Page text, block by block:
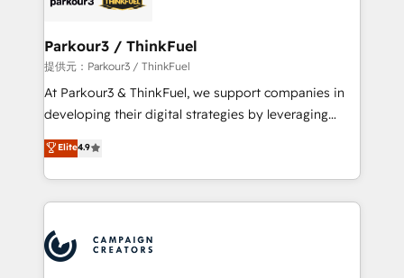
companies scale faster and smarter. 🔹 BOOMS:
Demand generation for all your buyers With BOOMS,
you invest in 100% of your buyers, accelerating your
growth and positioning yourself as an undisputed
transformation process A methodology designed to
implement HubSpot effectively and optimize your
record of business transformation, our growth-first
approach has helped brands dominate their
Parkour3 / ThinkFuel
提供元：Parkour3 / ThinkFuel
At Parkour3 & ThinkFuel, we support companies in
developing their digital strategies by leveraging
technologies and automating their marketing and
sales processes to generate growth. Our offer spans
from Strategy to Operations. We specialize in CRM
onboarding and implementation, web design, sales
extensive experience working with tech companies
and manufacturers since 2002, we are committed to
Elite4.9